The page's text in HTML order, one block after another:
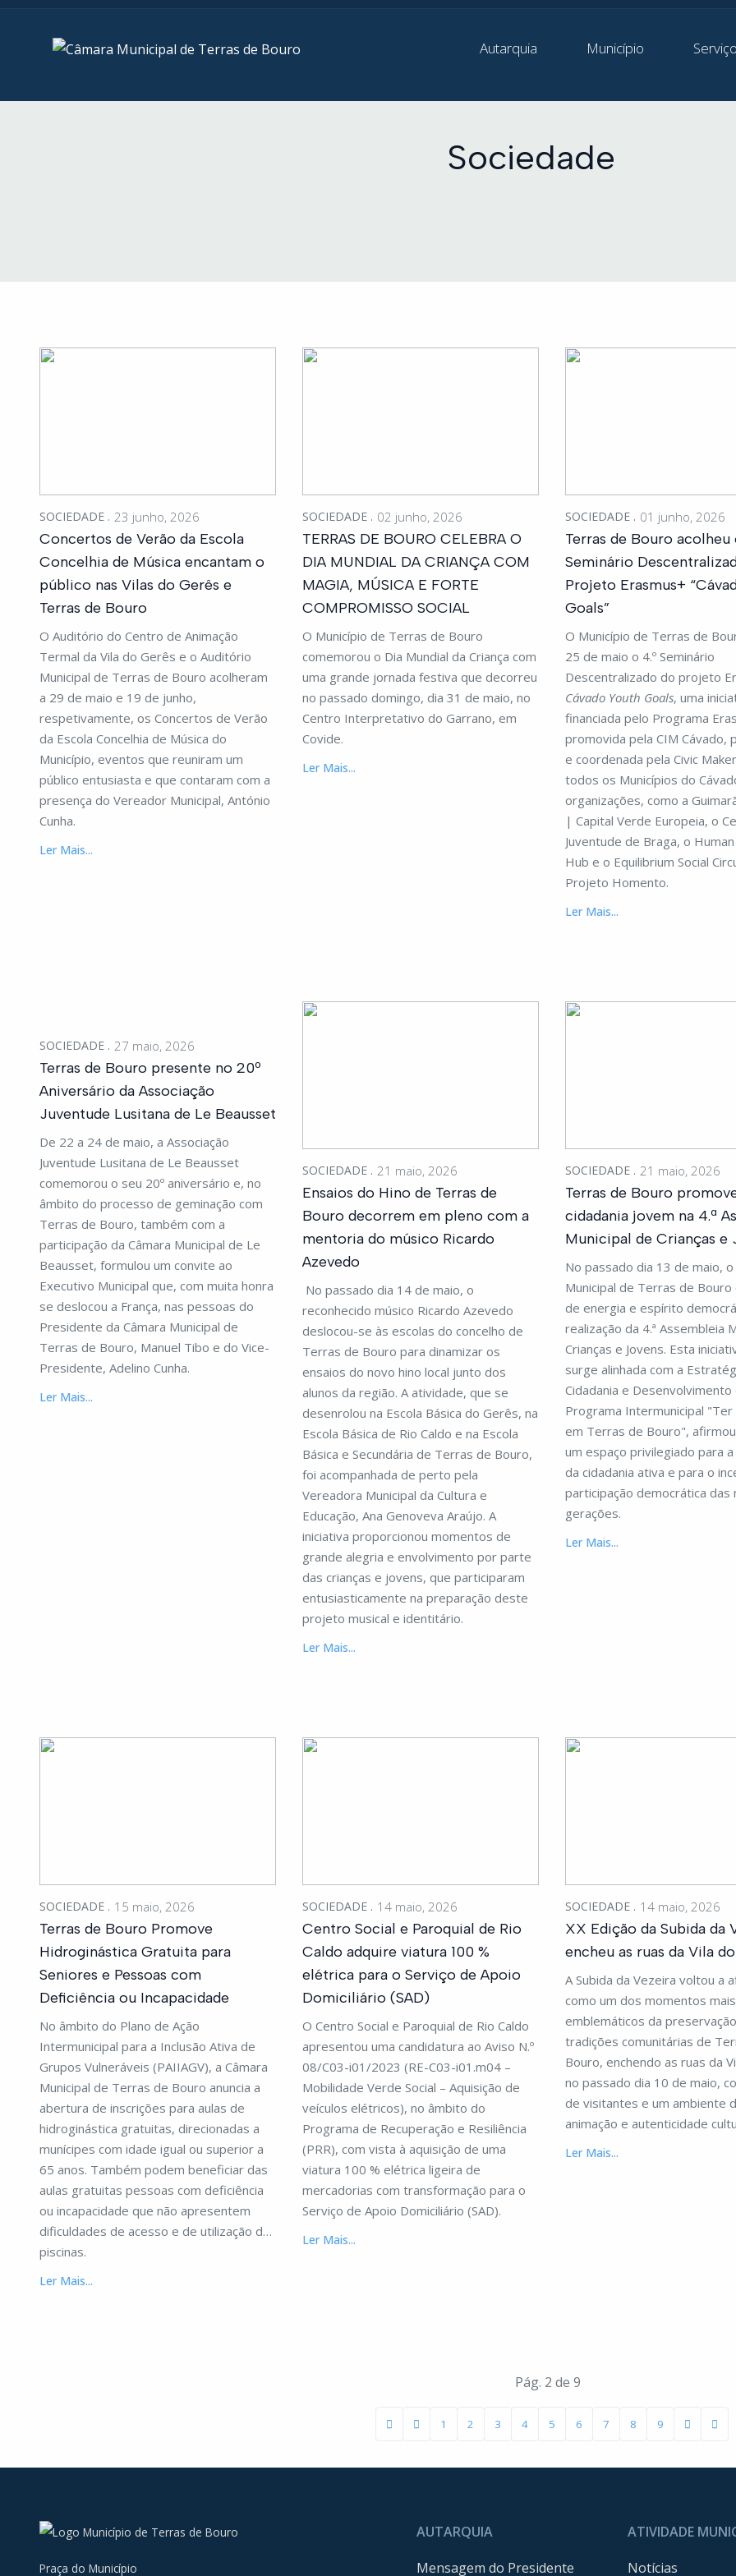
Autarquia Município
Sociedade
SOCIEDADE 23 junho, 2026
Concertos de Verão da Escola
Concelhia de Música encantam o
público nas Vilas do Gerês e
Terras de Bouro
O Auditório do Centro de Animação
Termal da Vila do Gerês e o Auditório
Municipal de Terras de Bouro acolheram
a 29 de maio e 19 de junho,
respetivamente, os Concertos de Verão
da Escola Concelhia de Música do
Município, eventos que reuniram um
público entusiasta e que contaram com a
presença do Vereador Municipal, António
Cunha.
Ler Mais...
SOCIEDADE 02 junho, 2026
TERRAS DE BOURO CELEBRA O
DIA MUNDIAL DA CRIANÇA COM
MAGIA, MÚSICA E FORTE
COMPROMISSO SOCIAL
O Município de Terras de Bouro
comemorou o Dia Mundial da Criança com
uma grande jornada festiva que decorreu
no passado domingo, dia 31 de maio, no
Centro Interpretativo do Garrano, em
Covide.
Ler Mais...
SOCIEDADE 01 junho, 2026
Terras de Bouro acolheu
Seminário
Projeto Erasmus+
Goals”
O Município de Terras de
25 de maio o 4.º Seminário
Descentralizado do projeto
Cávado Youth Goals, uma
financiada pelo Programa
promovida pela CIM Cávado,
e coordenada pela Civic
todos os Municípios do
organizações, como a
| Capital Verde Europeia, o
Juventude de Braga, o
Hub e o Equilibrium Social
Projeto Homento.
Ler Mais...
SOCIEDADE 27 maio, 2026
Terras de Bouro presente no 20º
Aniversário da Associação
Juventude Lusitana de Le Beausset
De 22 a 24 de maio, a Associação
Juventude Lusitana de Le Beausset
comemorou o seu 20º aniversário e, no
âmbito do processo de geminação com
Terras de Bouro, também com a
participação da Câmara Municipal de Le
Beausset, formulou um convite ao
Executivo Municipal que, com muita honra
se deslocou a França, nas pessoas do
Presidente da Câmara Municipal de
Terras de Bouro, Manuel Tibo e do Vice-
Presidente, Adelino Cunha.
Ler Mais...
SOCIEDADE 21 maio, 2026
Ensaios do Hino de Terras de
Bouro decorrem em pleno com a
mentoria do músico Ricardo
Azevedo
No passado dia 14 de maio, o
reconhecido músico Ricardo Azevedo
deslocou-se às escolas do concelho de
Terras de Bouro para dinamizar os
ensaios do novo hino local junto dos
alunos da região. A atividade, que se
desenrolou na Escola Básica do Gerês, na
Escola Básica de Rio Caldo e na Escola
Básica e Secundária de Terras de Bouro,
foi acompanhada de perto pela
Vereadora Municipal da Cultura e
Educação, Ana Genoveva Araújo. A
iniciativa proporcionou momentos de
grande alegria e envolvimento por parte
das crianças e jovens, que participaram
entusiasticamente na preparação deste
projeto musical e identitário.
Ler Mais...
SOCIEDADE 21 maio, 2026
Terras de Bouro
cidadania jovem na 4.ª
Municipal de Crianças e
No passado dia 13 de maio,
Municipal de Terras de Bouro
de energia e espírito
realização da 4.ª Assembleia
Crianças e Jovens. Esta
surge alinhada com a
Cidadania e Desenvolvimento
Programa Intermunicipal "Ter
em Terras de Bouro",
um espaço privilegiado para
da cidadania ativa e para o
participação democrática das
gerações.
Ler Mais...
SOCIEDADE 15 maio, 2026
Terras de Bouro Promove
Hidroginástica Gratuita para
Seniores e Pessoas com
Deficiência ou Incapacidade
No âmbito do Plano de Ação
Intermunicipal para a Inclusão Ativa de
Grupos Vulneráveis (PAIIAGV), a Câmara
Municipal de Terras de Bouro anuncia a
abertura de inscrições para aulas de
hidroginástica gratuitas, direcionadas a
munícipes com idade igual ou superior a
65 anos. Também podem beneficiar das
aulas gratuitas pessoas com deficiência
ou incapacidade que não apresentem
dificuldades de acesso e de utilização das
piscinas.
Ler Mais...
SOCIEDADE 14 maio, 2026
Centro Social e Paroquial de Rio
Caldo adquire viatura 100 %
elétrica para o Serviço de Apoio
Domiciliário (SAD)
O Centro Social e Paroquial de Rio Caldo
apresentou uma candidatura ao Aviso N.º
08/C03-i01/2023 (RE-C03-i01.m04 –
Mobilidade Verde Social – Aquisição de
veículos elétricos), no âmbito do
Programa de Recuperação e Resiliência
(PRR), com vista à aquisição de uma
viatura 100 % elétrica ligeira de
mercadorias com transformação para o
Serviço de Apoio Domiciliário (SAD).
Ler Mais...
SOCIEDADE 14 maio, 2026
XX Edição da Subida da
encheu as ruas da Vila
A Subida da Vezeira voltou a
como um dos momentos mais
emblemáticos da
tradições comunitárias de
Bouro, enchendo as ruas da
no passado dia 10 de maio,
de visitantes e um ambiente
animação e autenticidade
Ler Mais...
Pág. 2 de 9
1 2 3 4 5 6 7 8 9
Praça do Município
AUTARQUIA
Mensagem do Presidente
ATIVIDADE
Notícias